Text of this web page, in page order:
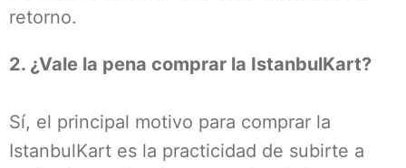
retorno.
2. ¿Vale la pena comprar la IstanbulKart?
Sí, el principal motivo para comprar la
IstanbulKart es la practicidad de subirte a